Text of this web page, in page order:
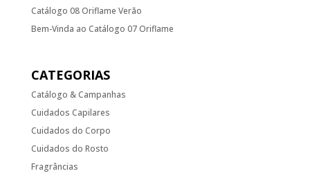
Catálogo 08 Oriflame Verão
Bem-Vinda ao Catálogo 07 Oriflame
CATEGORIAS
Catálogo & Campanhas
Cuidados Capilares
Cuidados do Corpo
Cuidados do Rosto
Fragrâncias